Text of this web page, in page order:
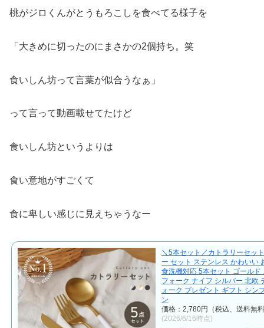
桃がジロくんがとうもろこしを食べてる様子を
「大きめに切ったのにまさかの2個持ち。笑
食いしん坊って言葉が似合うなぁ」
って言って動画載せてたけど
食いしん坊というよりは
食い意地がすごくて
食に卑しい感じに見えちゃうなー
＼5本セット／カトラリーセッ
ー セット ステンレス かわいい
食洗機対応 5本セット ゴールド
フォーク ナイフ シルバー 北欧
ォーク プレゼント ギフト シン
ン
価格：2,780円（税込、送料無
(2026/6/16時点)